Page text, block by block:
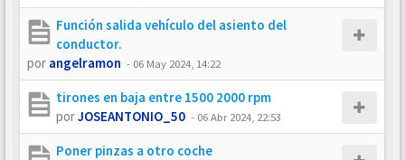
Función salida vehículo del asiento del
conductor.
por angelramon - 06 May 2024, 14:22
tirones en baja entre 1500 2000 rpm
porJOSEANTONIO_50 - 06 Abr 2024, 22:53
Poner pinzas a otro coche